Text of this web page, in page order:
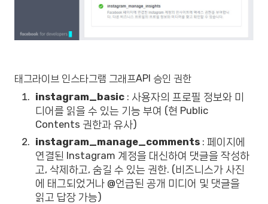
태그라이브 인스타그램 그래프API 승인 권한
instagram_basic : 사용자의 프로필 정보와 미
디어를 읽을 수 있는 기능 부여 (현 Public
Contents 권한과 유사)
instagram_manage_comments: 페이지에
연결된 Instagram 계정을 대신하여 댓글을 작성하
고, 삭제하고, 숨길 수 있는 권한. (비즈니스가 사진
에 태그되었거나 @언급된 공개 미디어 및 댓글을
읽고 답장 가능)